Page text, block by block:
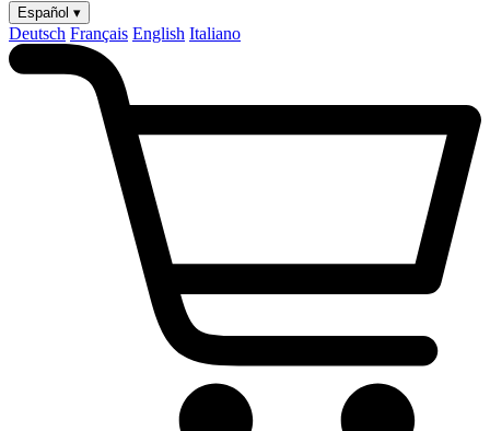
Español ▾
Deutsch Français English Italiano